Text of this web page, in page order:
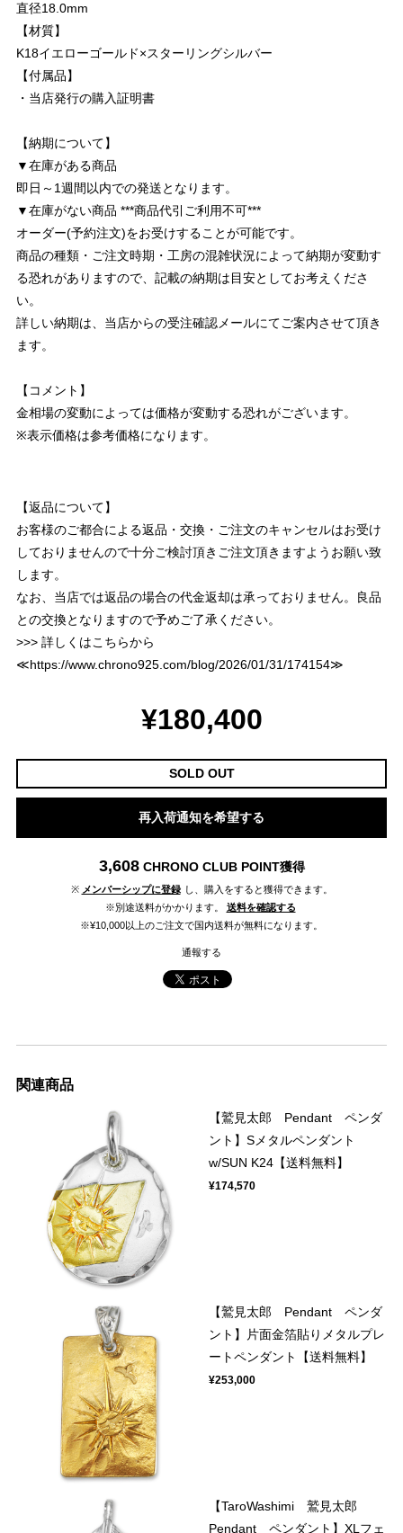
直径18.0mm
【材質】
K18イエローゴールド×スターリングシルバー
【付属品】
・当店発行の購入証明書
【納期について】
▼在庫がある商品
即日～1週間以内での発送となります。
▼在庫がない商品 ***商品代引ご利用不可***
オーダー(予約注文)をお受けすることが可能です。
商品の種類・ご注文時期・工房の混雑状況によって納期が変動す
る恐れがありますので、記載の納期は目安としてお考えくださ
い。
詳しい納期は、当店からの受注確認メールにてご案内させて頂き
ます。
【コメント】
金相場の変動によっては価格が変動する恐れがございます。
※表示価格は参考価格になります。
【返品について】
お客様のご都合による返品・交換・ご注文のキャンセルはお受け
しておりませんので十分ご検討頂きご注文頂きますようお願い致
します。
なお、当店では返品の場合の代金返却は承っておりません。良品
との交換となりますので予めご了承ください。
>>> 詳しくはこちらから
≪https://www.chrono925.com/blog/2026/01/31/174154≫
¥180,400
SOLD OUT
再入荷通知を希望する
3,608 CHRONO CLUB POINT獲得
※ メンバーシップに登録 し、購入をすると獲得できます。
※別途送料がかかります。
送料を確認する
※¥10,000以上のご注文で国内送料が無料になります。
通報する
関連商品
【鷲見太郎 Pendant ペンダ
ント】Sメタルペンダント
w/SUN K24【送料無料】
¥174,570
【鷲見太郎 Pendant ペンダ
ント】片面金箔貼りメタルプレ
ートペンダント【送料無料】
¥253,000
【TaroWashimi 鷲見太郎
Pendant ペンダント】XLフェ